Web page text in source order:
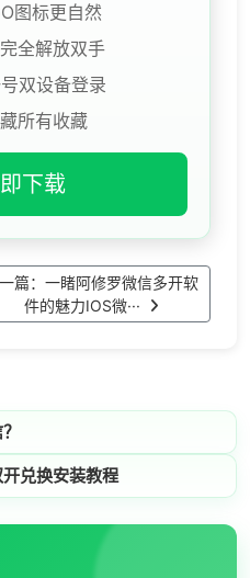
图标更自然
全解放双手
双设备登录
所有收藏
下载
篇：​一睹阿修罗微信多开软
件的魅力IOS微···
开兑换安装教程